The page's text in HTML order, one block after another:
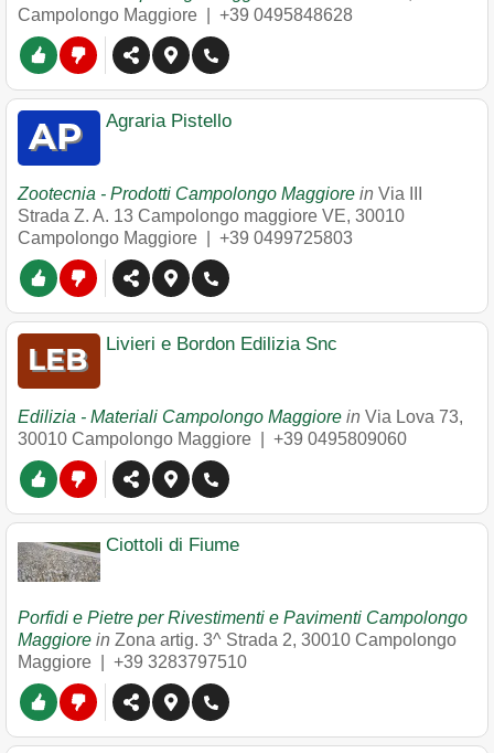
Campolongo Maggiore
+39 0495848628
Agraria Pistello
Zootecnia - Prodotti Campolongo Maggiore in Via III
Strada Z. A. 13 Campolongo maggiore VE, 30010
Campolongo Maggiore
+39 0499725803
Livieri e Bordon Edilizia Snc
Edilizia - Materiali Campolongo Maggiore in Via Lova 73,
30010 Campolongo Maggiore +39 0495809060
Ciottoli di Fiume
Porfidi e Pietre per Rivestimenti e Pavimenti Campolongo
Maggiore in Zona artig. 3^ Strada 2, 30010 Campolongo
Maggiore
+39 3283797510